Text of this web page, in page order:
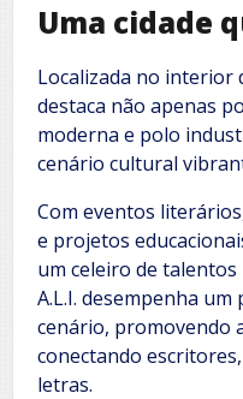
Uma cidade
Localizada no interior
destaca não apenas
moderna e polo
cenário cultural
Com eventos
e projetos
um celeiro de
A.L.I. desempenha
cenário, promovendo
conectando
letras.